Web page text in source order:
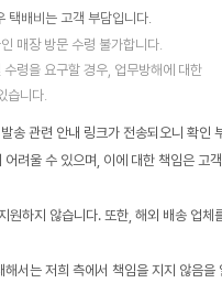
택배비는 고객 부담입니다.
매장 방문 수령 불가합니다.
령을 요구할 경우, 업무방해에 대한
습니다.
송 관련 안내 링크가 전송되오니 확인
려울 수 있으며, 이에 대한 책임은 고객
원하지 않습니다. 또한, 해외 배송 업체
서는 저희 측에서 책임을 지지 않음을